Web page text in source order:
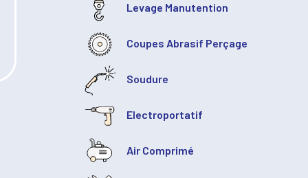
Levage Manutention
Coupes Abrasif Perçage
Soudure
Electroportatif
Air Comprimé